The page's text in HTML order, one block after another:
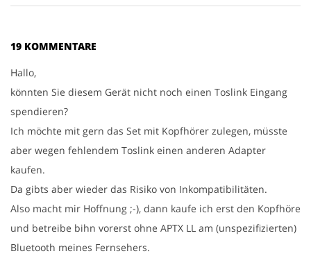
19 KOMMENTARE
Hallo,
könnten Sie diesem Gerät nicht noch einen Toslink Eingang
spendieren?
Ich möchte mit gern das Set mit Kopfhörer zulegen, müsste
aber wegen fehlendem Toslink einen anderen Adapter
kaufen.
Da gibts aber wieder das Risiko von Inkompatibilitäten.
Also macht mir Hoffnung ;-), dann kaufe ich erst den Kopfhöre
und betreibe bihn vorerst ohne APTX LL am (unspezifizierten)
Bluetooth meines Fernsehers.